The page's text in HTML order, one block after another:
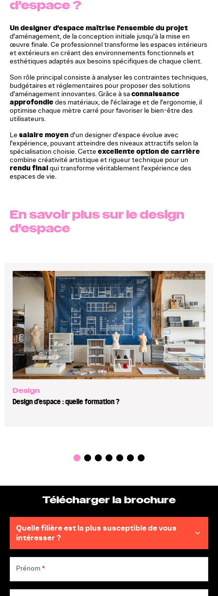
d'espace ?
Un designer d'espace maîtrise l'ensemble du projet
d'aménagement, de la conception initiale jusqu'à la mise en
œuvre finale. Ce professionnel transforme les espaces intérieurs
et extérieurs en créant des environnements fonctionnels et
esthétiques adaptés aux besoins spécifiques de chaque client.
Son rôle principal consiste à analyser les contraintes techniques,
budgétaires et réglementaires pour proposer des solutions
d'aménagement innovantes. Grâce à saconnaissance
approfondiedes matériaux, de l'éclairage et de l'ergonomie, il
optimise chaque mètre carré pour favoriser le bien-être des
utilisateurs.
Le salaire moyend'un designer d'espace évolue avec
l'expérience, pouvant atteindre des niveaux attractifs selon la
spécialisation choisie. Cette excellente option de carrière
combine créativité artistique et rigueur technique pour un
rendu finalqui transforme véritablement l'expérience des
espaces de vie.
En savoir plus sur le design
d'espace
Design
Design d’espace : quelle formation ?
Télécharger la brochure
Prénom *